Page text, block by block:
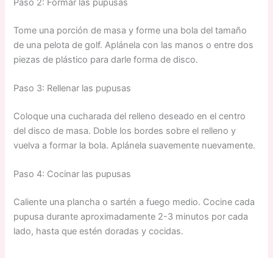
Paso 2: Formar las pupusas
Tome una porción de masa y forme una bola del tamaño
de una pelota de golf. Aplánela con las manos o entre dos
piezas de plástico para darle forma de disco.
Paso 3: Rellenar las pupusas
Coloque una cucharada del relleno deseado en el centro
del disco de masa. Doble los bordes sobre el relleno y
vuelva a formar la bola. Aplánela suavemente nuevamente.
Paso 4: Cocinar las pupusas
Caliente una plancha o sartén a fuego medio. Cocine cada
pupusa durante aproximadamente 2-3 minutos por cada
lado, hasta que estén doradas y cocidas.